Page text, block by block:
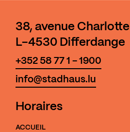
38, avenue Charlotte
L-4530 Differdange
+352 58 77 1 - 1900
info@stadhaus.lu
Horaires
ACCUEIL